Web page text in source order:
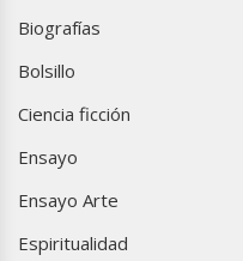
Biografías
Bolsillo
Ciencia ficción
Ensayo
Ensayo Arte
Espiritualidad